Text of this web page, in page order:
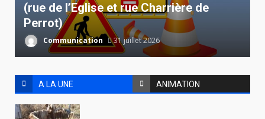
(rue de l’Eglise et rue Charrière de
Perrot)
Communication 31 juillet 2026
A LA UNE ANIMATION